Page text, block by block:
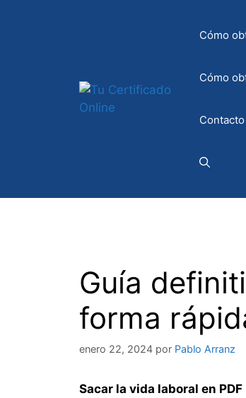
Cómo
Cómo
Contacto
Guía
forma
enero 22, 2024 por Pablo Arranz
Sacar la vida laboral en PDF